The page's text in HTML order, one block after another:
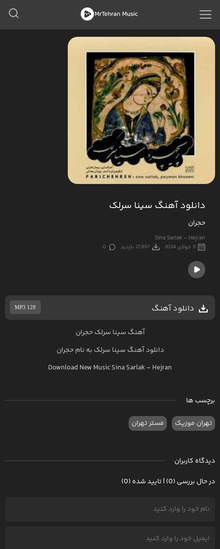
دانلود آهنگ سینا سرلک
حجران
Sina Sarlak - Hejran
11 جولای 2024 27,897 بازدید 0
دانلود آهنگ MP3 128
آهنگ سینا سرلک حجران
دانلود آهنگ سینا سرلک به نامحجران
Download New MusicSina Sarlak– Hejran
برچسب ها
تهران موزیک مستر تهران
دیدگاه کاربران
در حال بررسی (0) | تایید شده (0)